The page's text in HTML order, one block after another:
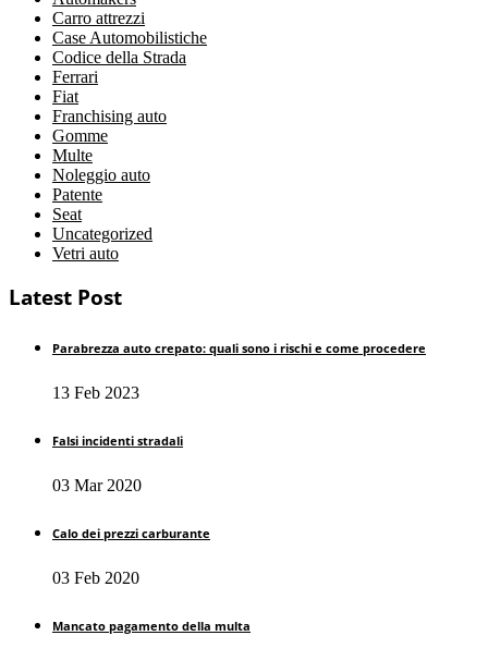
Carro attrezzi
Case Automobilistiche
Codice della Strada
Ferrari
Fiat
Franchising auto
Gomme
Multe
Noleggio auto
Patente
Seat
Uncategorized
Vetri auto
Latest Post
Parabrezza auto crepato: quali sono i rischi e come procedere
13 Feb 2023
Falsi incidenti stradali
03 Mar 2020
Calo dei prezzi carburante
03 Feb 2020
Mancato pagamento della multa